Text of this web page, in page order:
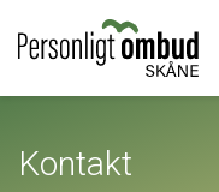
Kontakt